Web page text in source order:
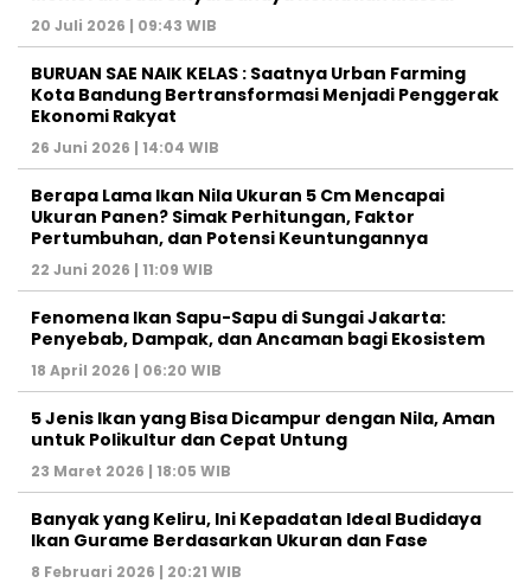
20 Juli 2026 | 09:43 WIB
BURUAN SAE NAIK KELAS : Saatnya Urban Farming
Kota Bandung Bertransformasi Menjadi Penggerak
Ekonomi Rakyat
26 Juni 2026 | 14:04 WIB
Berapa Lama Ikan Nila Ukuran 5 Cm Mencapai
Ukuran Panen? Simak Perhitungan, Faktor
Pertumbuhan, dan Potensi Keuntungannya
22 Juni 2026 | 11:09 WIB
Fenomena Ikan Sapu-Sapu di Sungai Jakarta:
Penyebab, Dampak, dan Ancaman bagi Ekosistem
18 April 2026 | 06:20 WIB
5 Jenis Ikan yang Bisa Dicampur dengan Nila, Aman
untuk Polikultur dan Cepat Untung
23 Maret 2026 | 18:05 WIB
Banyak yang Keliru, Ini Kepadatan Ideal Budidaya
Ikan Gurame Berdasarkan Ukuran dan Fase
8 Februari 2026 | 20:21 WIB